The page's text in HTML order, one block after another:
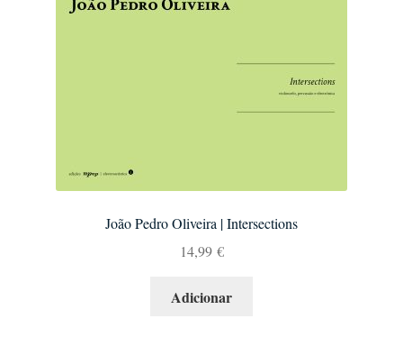
João Pedro Oliveira | Intersections
14,99 €
Adicionar